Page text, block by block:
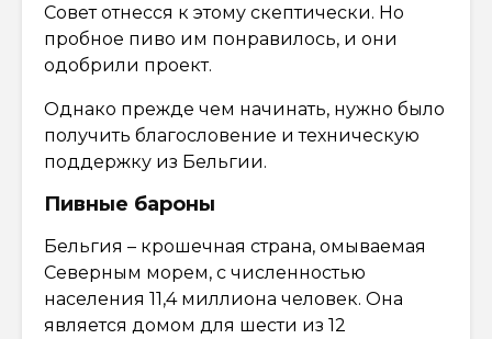
Совет отнесся к этому скептически. Но
пробное пиво им понравилось, и они
одобрили проект.
Однако прежде чем начинать, нужно было
получить благословение и техническую
поддержку из Бельгии.
Пивные бароны
Бельгия – крошечная страна, омываемая
Северным морем, с численностью
населения 11,4 миллиона человек. Она
является домом для шести из 12